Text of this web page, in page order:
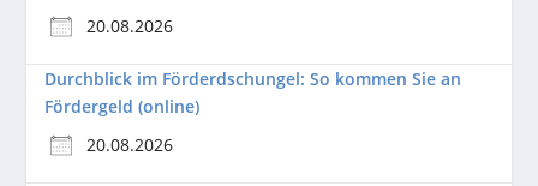
20.08.2026
Durchblick im Förderdschungel: So kommen Sie an
Fördergeld (online)
20.08.2026